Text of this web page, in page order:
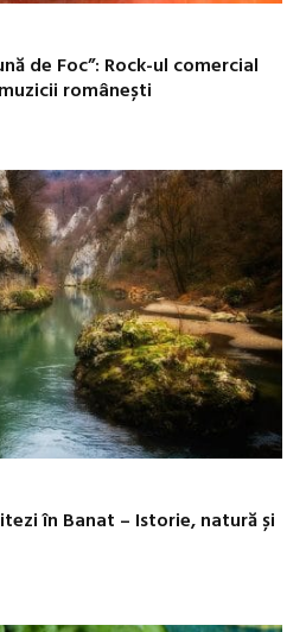
de Foc”: Rock-ul comercial
românești
în Banat – Istorie, natură și